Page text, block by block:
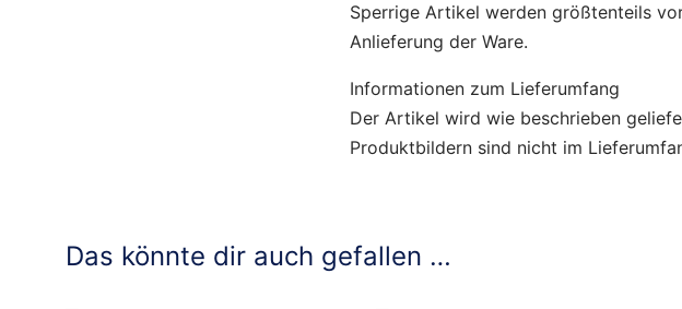
Sperrige Artikel werden größtenteils
Anlieferung der Ware.
Informationen zum Lieferumfang
Der Artikel wird wie beschrieben
Produktbildern sind nicht im
Das könnte dir auch gefallen …